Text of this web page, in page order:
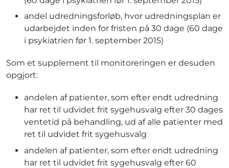
andel udredningsforløb, hvor udredningsplan er
udarbejdet inden for fristen på 30 dage (60 dage
i psykiatrien før 1. september 2015)
Som et supplement til monitoreringen er desuden
opgjort:
andelen af patienter, som efter endt udredning
har ret til udvidet frit sygehusvalg efter 30 dages
ventetid på behandling, ud af alle patienter med
ret til udvidet frit sygehusvalg
andelen af patienter, som efter endt udredning
har ret til udvidet frit sygehusvalg efter 60